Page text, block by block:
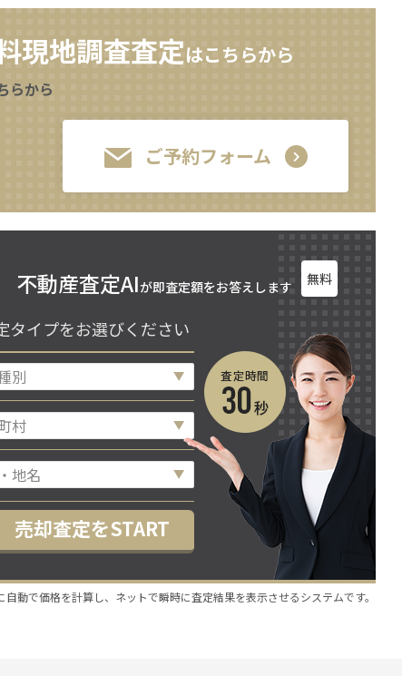
現地調査査定はこちらから
らから
ご予約フォーム
不動産査定AIが即査定額をお答えします 無料
タイプをお選びください
売却査定をSTART
動で価格を計算し、ネットで瞬時に査定結果を表示させるシステムです。